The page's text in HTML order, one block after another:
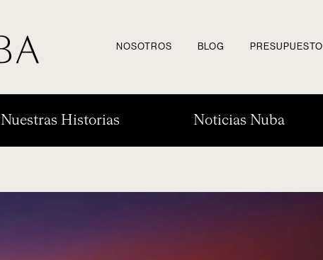
NOSOTROS BLOG PRESUPUESTO
Nuestras Historias Noticias Nuba